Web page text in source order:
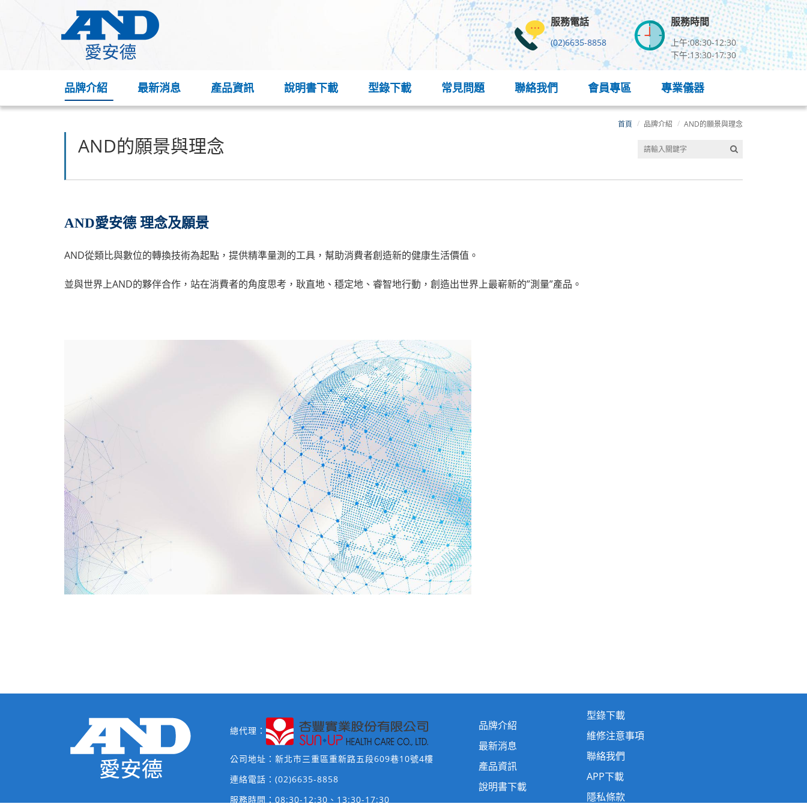
服務電話
(02)6635-8858
服務時間
上午:08:30-12:30
下午:13:30-17:30
品牌介紹 最新消息 產品資訊 說明書下載 型錄下載 常見問題 聯絡我們 會員專區 專業儀器
首頁 品牌介紹 AND的願景與理念
AND的願景與理念
AND愛安德 理念及願景
AND從類比與數位的轉換技術為起點，提供精準量測的工具，幫助消費者創造新的健康生活價值。
並與世界上AND的夥伴合作，站在消費者的角度思考， 耿直地、穩定地、睿智地行動，創造出世界上最嶄新的”測量”產品。
總代理：
公司地址：新北市三重區重新路五段609巷10號4樓
連絡電話： (02)6635-8858
服務時間：08:30-12:30、13:30-17:30
品牌介紹
最新消息
產品資訊
說明書下載
型錄下載
維修注意事項
聯絡我們
APP下載
隱私條款